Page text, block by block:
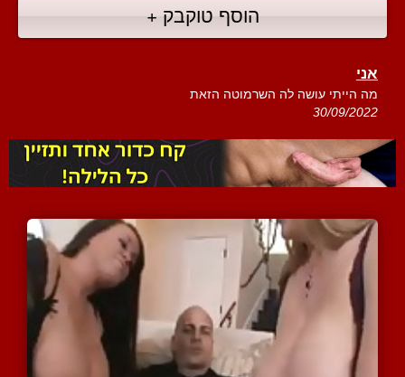
הוסף טוקבק +
אני
מה הייתי עושה לה השרמוטה הזאת
30/09/2022